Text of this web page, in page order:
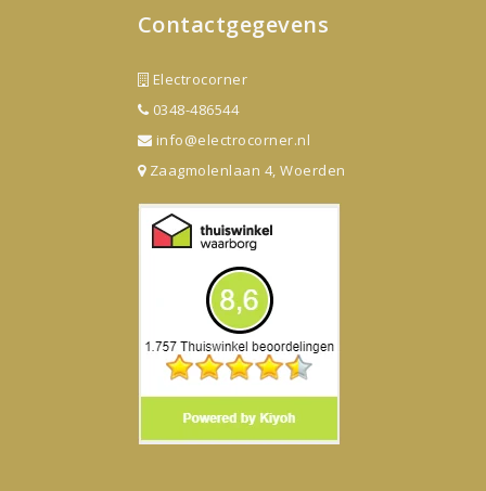
Contactgegevens
Electrocorner
0348-486544
info@electrocorner.nl
Zaagmolenlaan 4, Woerden